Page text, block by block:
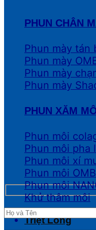
PHUN CHÂN
Phun mày tán
Phun mày
Phun mày
Phun mày
PHUN XĂM
Phun môi
Phun môi pha
Phun môi xí
Phun môi
Phun môi
Khử thâm môi
Triệt Lông